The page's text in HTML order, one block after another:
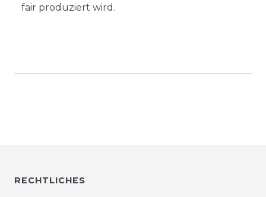
fair produziert wird.
RECHTLICHES